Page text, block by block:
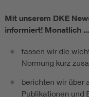
Mit unserem DKE
informiert! Monatlich ...
fassen wir die
Normung kurz
berichten wir über
Publikationen und